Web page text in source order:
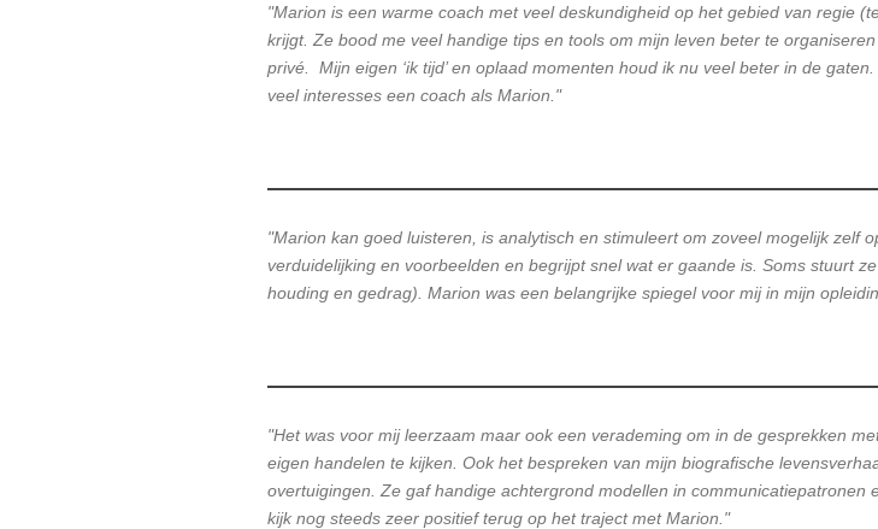
"Marion is een warme coach met veel deskundigheid op het gebied van regie
krijgt. Ze bood me veel handige tips en tools om mijn leven beter te
privé. Mijn eigen ‘ik tijd’ en oplaad momenten houd ik nu veel beter in de
veel interesses een coach als Marion."
"Marion kan goed luisteren, is analytisch en stimuleert om zoveel mogelijk zelf
verduidelijking en voorbeelden en begrijpt snel wat er gaande is. Soms stuurt
houding en gedrag). Marion was een belangrijke spiegel voor mij in mijn
"Het was voor mij leerzaam maar ook een verademing om in de gesprekken
eigen handelen te kijken. Ook het bespreken van mijn biografische
overtuigingen. Ze gaf handige achtergrond modellen in
kijk nog steeds zeer positief terug op het traject met Marion."